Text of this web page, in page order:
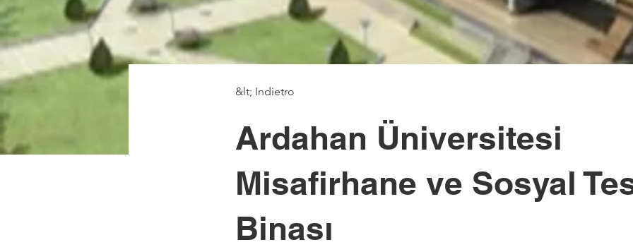
&lt; Indietro
Ardahan Üniversitesi
Misafirhane ve Sosyal
Binası